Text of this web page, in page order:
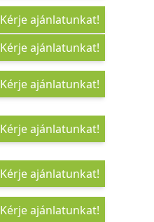
Kérje ajánlatunkat!
Kérje ajánlatunkat!
Kérje ajánlatunkat!
Kérje ajánlatunkat!
Kérje ajánlatunkat!
Kérje ajánlatunkat!